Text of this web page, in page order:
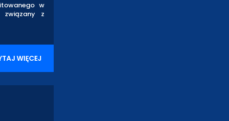
w
związany z
WIĘCEJ